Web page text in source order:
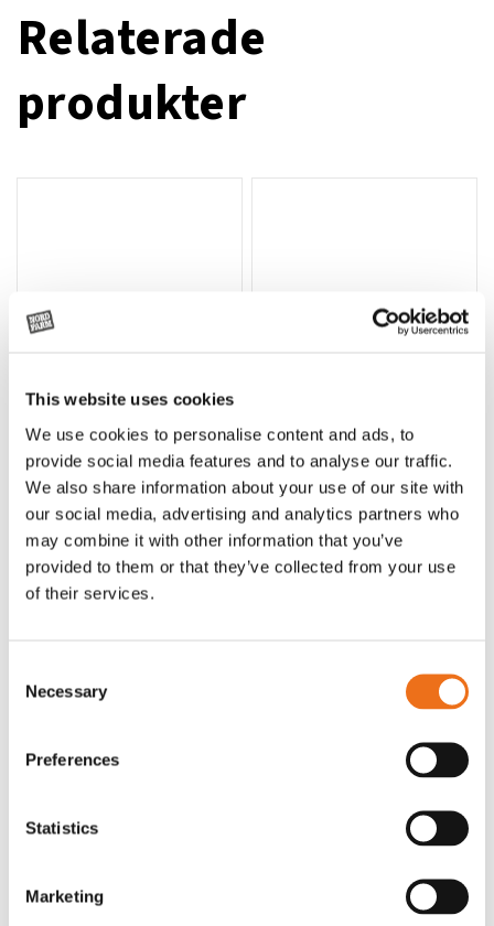
This website uses cookies
We use cookies to personalise content and ads, to
provide social media features and to analyse our traffic.
We also share information about your use of our site with
our social media, advertising and analytics partners who
may combine it with other information that you’ve
provided to them or that they’ve collected from your use
of their services.
Selection
Necessary
Preferences
Statistics
Marketing
Relaterade
produkter
Lägg till i varukorg
T-shirt Avant barn grön 92 cm
G0007
90kr (ex. moms)
T-shirt Avant barn grön 104-110
cm
90 kr (ex. moms)
Lägg till i varukorg
stämpellogotyp Avant
T-shirt svart 2xl med avant-